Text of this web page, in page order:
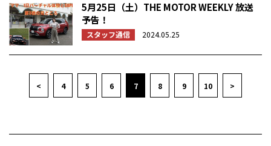
5月25日（土）THE MOTOR WEEKLY 放送
予告！
スタッフ通信 2024.05.25
< 4 5 6 7 8 9 10 >